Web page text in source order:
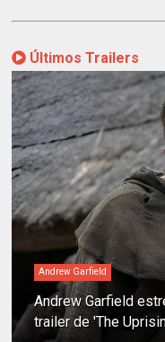
Últimos Trailers
Andrew Garfield
Andrew Garfield
trailer de 'The